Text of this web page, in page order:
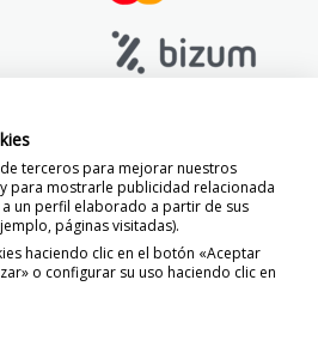
terceros para mejorar nuestros
para mostrarle publicidad relacionada
un perfil elaborado a partir de sus
páginas visitadas).
haciendo clic en el botón «Aceptar
o configurar su uso haciendo clic en